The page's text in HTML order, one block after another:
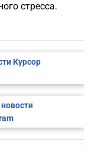
стресса.
Курсор